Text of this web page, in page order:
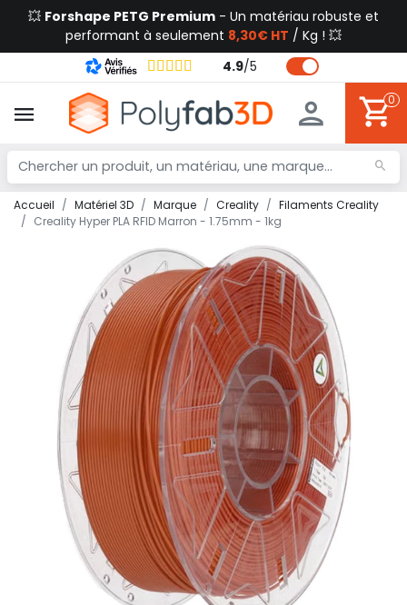
💥 Forshape PETG Premium - Un matériau robuste et
performant à seulement 8,30€ HT / Kg ! 💥
4.9/5
0
Accueil Matériel 3D Marque Creality
Filaments Creality
Creality Hyper PLA RFID Marron - 1.75mm - 1kg